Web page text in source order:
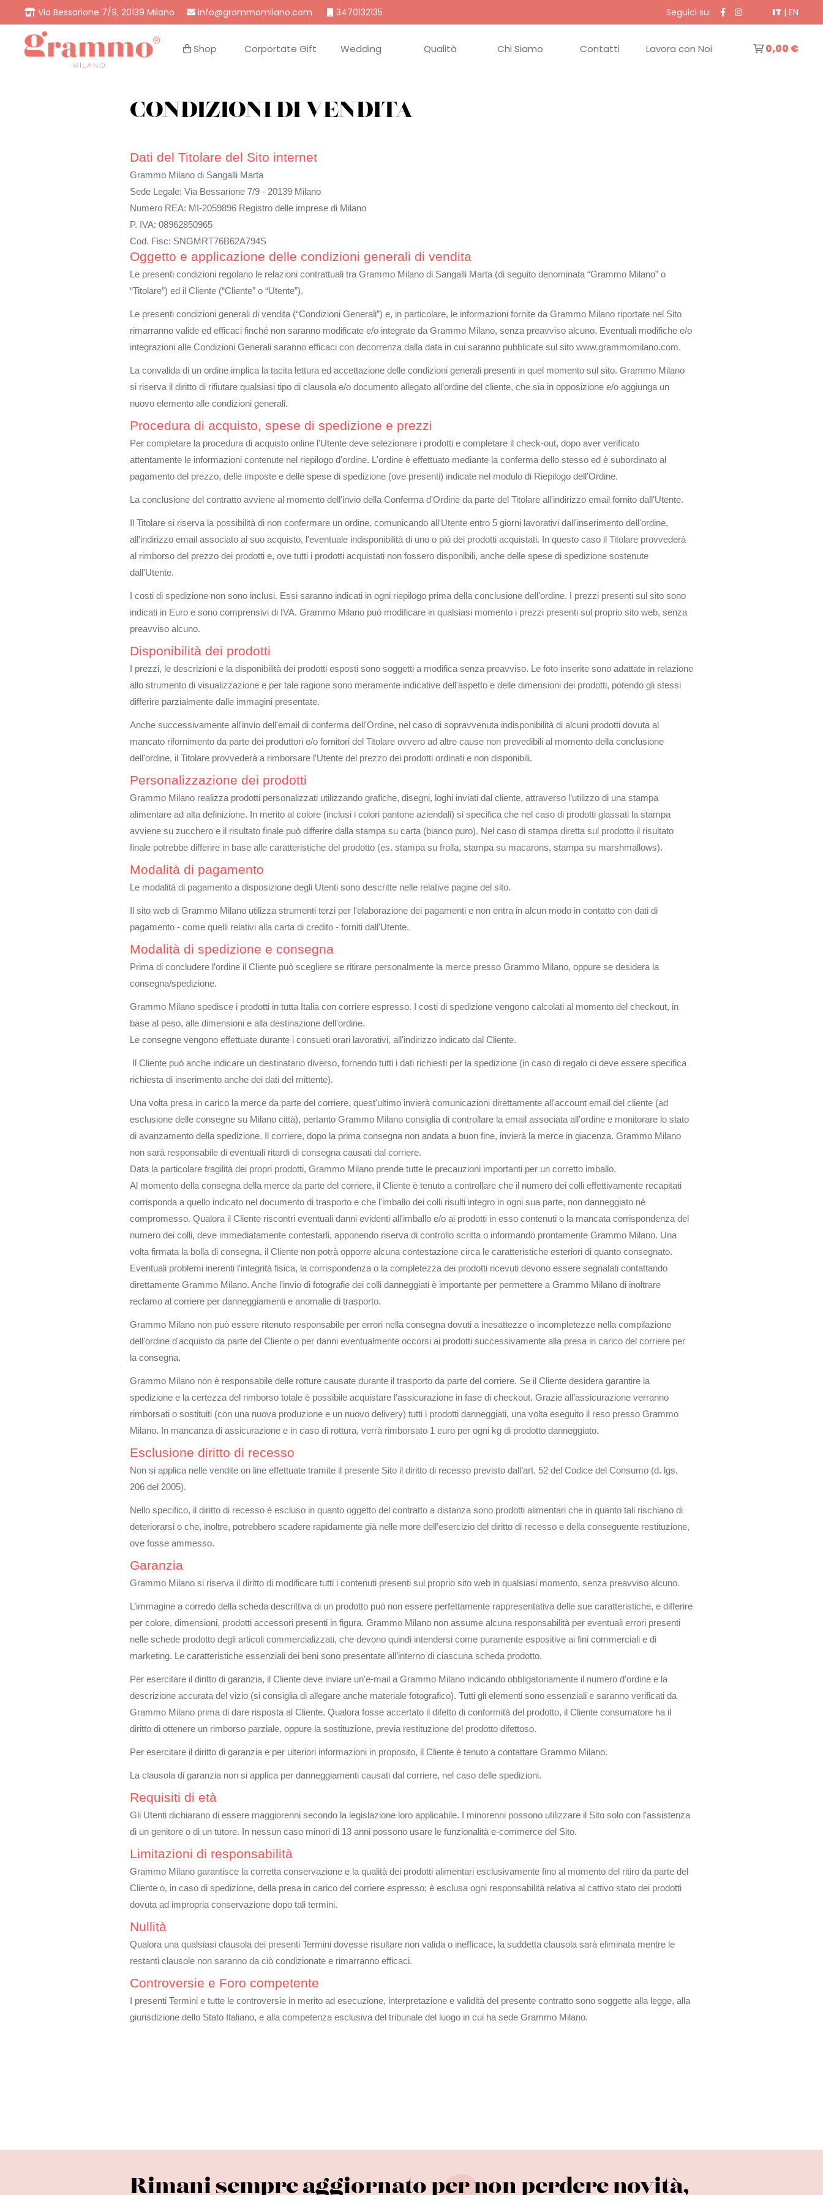
Via Bessarione 7/9, 20139 Milano info@grammomilano.com 3470132135 Seguici su: IT | EN
Shop Corportate Wedding Qualità Chi Siamo Contatti Lavora con Noi 0,00 €
CONDIZIONI DI VENDITA
Dati del Titolare del Sito internet
Grammo Milano di Sangalli Marta
Sede Legale: Via Bessarione 7/9 - 20139 Milano
Numero REA: MI-2059896 Registro delle imprese di Milano
P. IVA: 08962850965
Cod. Fisc: SNGMRT76B62A794S
Oggetto e applicazione delle condizioni generali di vendita
Le presenti condizioni regolano le relazioni contrattuali tra Grammo Milano di Sangalli Marta (di seguito denominata “Grammo Milano” o
“Titolare”) ed il Cliente (“Cliente” o “Utente”).
Le presenti condizioni generali di vendita (“Condizioni Generali”) e, in particolare, le informazioni fornite da Grammo Milano riportate nel Sito
rimarranno valide ed efficaci finché non saranno modificate e/o integrate da Grammo Milano, senza preavviso alcuno. Eventuali modifiche e/o
integrazioni alle Condizioni Generali saranno efficaci con decorrenza dalla data in cui saranno pubblicate sul sito www.grammomilano.com.
La convalida di un ordine implica la tacita lettura ed accettazione delle condizioni generali presenti in quel momento sul sito. Grammo Milano
si riserva il diritto di rifiutare qualsiasi tipo di clausola e/o documento allegato all’ordine del cliente, che sia in opposizione e/o aggiunga un
nuovo elemento alle condizioni generali.
Procedura di acquisto, spese di spedizione e prezzi
Per completare la procedura di acquisto online l'Utente deve selezionare i prodotti e completare il check-out, dopo aver verificato
attentamente le informazioni contenute nel riepilogo d'ordine. L'ordine è effettuato mediante la conferma dello stesso ed è subordinato al
pagamento del prezzo, delle imposte e delle spese di spedizione (ove presenti) indicate nel modulo di Riepilogo dell'Ordine.
La conclusione del contratto avviene al momento dell'invio della Conferma d'Ordine da parte del Titolare all'indirizzo email fornito dall'Utente.
Il Titolare si riserva la possibilità di non confermare un ordine, comunicando all'Utente entro 5 giorni lavorativi dall'inserimento dell'ordine,
all'indirizzo email associato al suo acquisto, l'eventuale indisponibilità di uno o più dei prodotti acquistati. In questo caso il Titolare provvederà
al rimborso del prezzo dei prodotti e, ove tutti i prodotti acquistati non fossero disponibili, anche delle spese di spedizione sostenute
dall'Utente.
I costi di spedizione non sono inclusi. Essi saranno indicati in ogni riepilogo prima della conclusione dell’ordine. I prezzi presenti sul sito sono
indicati in Euro e sono comprensivi di IVA. Grammo Milano può modificare in qualsiasi momento i prezzi presenti sul proprio sito web, senza
preavviso alcuno.
Disponibilità dei prodotti
I prezzi, le descrizioni e la disponibilità dei prodotti esposti sono soggetti a modifica senza preavviso. Le foto inserite sono adattate in relazione
allo strumento di visualizzazione e per tale ragione sono meramente indicative dell'aspetto e delle dimensioni dei prodotti, potendo gli stessi
differire parzialmente dalle immagini presentate.
Anche successivamente all'invio dell'email di conferma dell'Ordine, nel caso di sopravvenuta indisponibilità di alcuni prodotti dovuta al
mancato rifornimento da parte dei produttori e/o fornitori del Titolare ovvero ad altre cause non prevedibili al momento della conclusione
dell'ordine, il Titolare provvederà a rimborsare l'Utente del prezzo dei prodotti ordinati e non disponibili.
Personalizzazione dei prodotti
Grammo Milano realizza prodotti personalizzati utilizzando grafiche, disegni, loghi inviati dal cliente, attraverso l’utilizzo di una stampa
alimentare ad alta definizione. In merito al colore (inclusi i colori pantone aziendali) si specifica che nel caso di prodotti glassati la stampa
avviene su zucchero e il risultato finale può differire dalla stampa su carta (bianco puro). Nel caso di stampa diretta sul prodotto il risultato
finale potrebbe differire in base alle caratteristiche del prodotto (es. stampa su frolla, stampa su macarons, stampa su marshmallows).
Modalità di pagamento
Le modalità di pagamento a disposizione degli Utenti sono descritte nelle relative pagine del sito.
Il sito web di Grammo Milano utilizza strumenti terzi per l'elaborazione dei pagamenti e non entra in alcun modo in contatto con dati di
pagamento - come quelli relativi alla carta di credito - forniti dall'Utente.
Modalità di spedizione e consegna
Prima di concludere l’ordine il Cliente può scegliere se ritirare personalmente la merce presso Grammo Milano, oppure se desidera la
consegna/spedizione.
Grammo Milano spedisce i prodotti in tutta Italia con corriere espresso. I costi di spedizione vengono calcolati al momento del checkout, in
base al peso, alle dimensioni e alla destinazione dell'ordine.
Le consegne vengono effettuate durante i consueti orari lavorativi, all'indirizzo indicato dal Cliente.
Il Cliente può anche indicare un destinatario diverso, fornendo tutti i dati richiesti per la spedizione (in caso di regalo ci deve essere specifica
richiesta di inserimento anche dei dati del mittente).
Una volta presa in carico la merce da parte del corriere, quest'ultimo invierà comunicazioni direttamente all'account email del cliente (ad
esclusione delle consegne su Milano città), pertanto Grammo Milano consiglia di controllare la email associata all'ordine e monitorare lo stato
di avanzamento della spedizione. Il corriere, dopo la prima consegna non andata a buon fine, invierà la merce in giacenza. Grammo Milano
non sarà responsabile di eventuali ritardi di consegna causati dal corriere.
Data la particolare fragilità dei propri prodotti, Grammo Milano prende tutte le precauzioni importanti per un corretto imballo.
Al momento della consegna della merce da parte del corriere, il Cliente è tenuto a controllare che il numero dei colli effettivamente recapitati
corrisponda a quello indicato nel documento di trasporto e che l'imballo dei colli risulti integro in ogni sua parte, non danneggiato né
compromesso. Qualora il Cliente riscontri eventuali danni evidenti all'imballo e/o ai prodotti in esso contenuti o la mancata corrispondenza del
numero dei colli, deve immediatamente contestarli, apponendo riserva di controllo scritta o informando prontamente Grammo Milano. Una
volta firmata la bolla di consegna, il Cliente non potrà opporre alcuna contestazione circa le caratteristiche esteriori di quanto consegnato.
Eventuali problemi inerenti l'integrità fisica, la corrispondenza o la completezza dei prodotti ricevuti devono essere segnalati contattando
direttamente Grammo Milano. Anche l’invio di fotografie dei colli danneggiati è importante per permettere a Grammo Milano di inoltrare
reclamo al corriere per danneggiamenti e anomalie di trasporto.
Grammo Milano non può essere ritenuto responsabile per errori nella consegna dovuti a inesattezze o incompletezze nella compilazione
dell'ordine d'acquisto da parte del Cliente o per danni eventualmente occorsi ai prodotti successivamente alla presa in carico del corriere per
la consegna.
Grammo Milano non è responsabile delle rotture causate durante il trasporto da parte del corriere. Se il Cliente desidera garantire la
spedizione e la certezza del rimborso totale è possibile acquistare l’assicurazione in fase di checkout. Grazie all’assicurazione verranno
rimborsati o sostituiti (con una nuova produzione e un nuovo delivery) tutti i prodotti danneggiati, una volta eseguito il reso presso Grammo
Milano. In mancanza di assicurazione e in caso di rottura, verrà rimborsato 1 euro per ogni kg di prodotto danneggiato.
Esclusione diritto di recesso
Non si applica nelle vendite on line effettuate tramite il presente Sito il diritto di recesso previsto dall’art. 52 del Codice del Consumo (d. lgs.
206 del 2005).
Nello specifico, il diritto di recesso è escluso in quanto oggetto del contratto a distanza sono prodotti alimentari che in quanto tali rischiano di
deteriorarsi o che, inoltre, potrebbero scadere rapidamente già nelle more dell’esercizio del diritto di recesso e della conseguente restituzione,
ove fosse ammesso.
Garanzia
Grammo Milano si riserva il diritto di modificare tutti i contenuti presenti sul proprio sito web in qualsiasi momento, senza preavviso alcuno.
L’immagine a corredo della scheda descrittiva di un prodotto può non essere perfettamente rappresentativa delle sue caratteristiche, e differire
per colore, dimensioni, prodotti accessori presenti in figura. Grammo Milano non assume alcuna responsabilità per eventuali errori presenti
nelle schede prodotto degli articoli commercializzati, che devono quindi intendersi come puramente espositive ai fini commerciali e di
marketing. Le caratteristiche essenziali dei beni sono presentate all’interno di ciascuna scheda prodotto.
Per esercitare il diritto di garanzia, il Cliente deve inviare un'e-mail a Grammo Milano indicando obbligatoriamente il numero d'ordine e la
descrizione accurata del vizio (si consiglia di allegare anche materiale fotografico). Tutti gli elementi sono essenziali e saranno verificati da
Grammo Milano prima di dare risposta al Cliente. Qualora fosse accertato il difetto di conformità del prodotto, il Cliente consumatore ha il
diritto di ottenere un rimborso parziale, oppure la sostituzione, previa restituzione del prodotto difettoso.
Per esercitare il diritto di garanzia e per ulteriori informazioni in proposito, il Cliente è tenuto a contattare Grammo Milano.
La clausola di garanzia non si applica per danneggiamenti causati dal corriere, nel caso delle spedizioni.
Requisiti di età
Gli Utenti dichiarano di essere maggiorenni secondo la legislazione loro applicabile. I minorenni possono utilizzare il Sito solo con l'assistenza
di un genitore o di un tutore. In nessun caso minori di 13 anni possono usare le funzionalità e-commerce del Sito.
Limitazioni di responsabilità
Grammo Milano garantisce la corretta conservazione e la qualità dei prodotti alimentari esclusivamente fino al momento del ritiro da parte del
Cliente o, in caso di spedizione, della presa in carico del corriere espresso; è esclusa ogni responsabilità relativa al cattivo stato dei prodotti
dovuta ad impropria conservazione dopo tali termini.
Nullità
Qualora una qualsiasi clausola dei presenti Termini dovesse risultare non valida o inefficace, la suddetta clausola sarà eliminata mentre le
restanti clausole non saranno da ciò condizionate e rimarranno efficaci.
Controversie e Foro competente
I presenti Termini e tutte le controversie in merito ad esecuzione, interpretazione e validità del presente contratto sono soggette alla legge, alla
giurisdizione dello Stato Italiano, e alla competenza esclusiva del tribunale del luogo in cui ha sede Grammo Milano.
Rimani sempre aggiornato per non perdere novità,